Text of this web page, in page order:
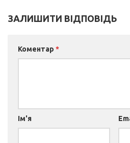
ЗАЛИШИТИ ВІДПОВІДЬ
Коментар *
Ім'я